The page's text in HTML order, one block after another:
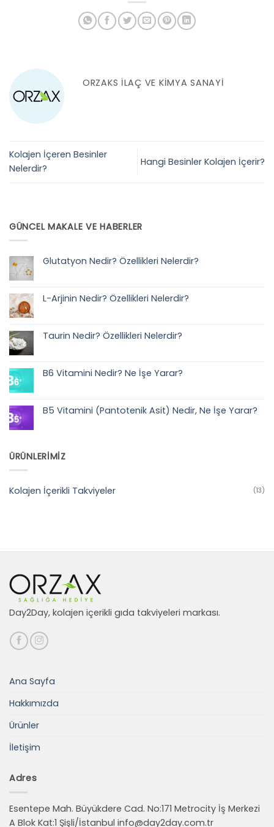
ORZAKS İLAÇ VE KIMYA SANAYI
Kolajen İçeren Besinler
Nelerdir?
Hangi Besinler Kolajen İçerir?
GÜNCEL MAKALE VE HABERLER
Glutatyon Nedir? Özellikleri Nelerdir?
Nedir?
Özellikleri
L-Arjinin Nedir? Özellikleri Nelerdir?
Arjinin
Nedir?
Taurin Nedir? Özellikleri Nelerdir?
Nedir?
Özellikleri
B6 Vitamini Nedir? Ne İşe Yarar?
Vitamini
Nedir?
B5 Vitamini (Pantotenik Asit) Nedir, Ne İşe Yarar?
(Pantotenik
Asit)
Yarar?
ÜRÜNLERİMİZ
Kolajen İçerikli Takviyeler (13)
Day2Day, kolajen içerikli gıda takviyeleri markası.
Ana Sayfa
Hakkımızda
Ürünler
İletişim
Adres
Esentepe Mah. Büyükdere Cad. No:171 Metrocity İş Merkezi
A Blok Kat:1 Şişli/İstanbul info@day2day.com.tr